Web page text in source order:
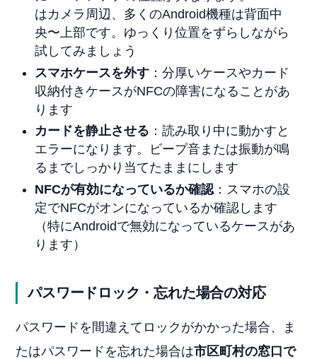
はカメラ周辺、多くのAndroid機種は背面中
央〜上部です。ゆっくり位置をずらしながら
試してみましょう
スマホケースを外す ：分厚いケースやカード
収納付きケースがNFCの障害になることがあ
ります
カードを静止させる ：読み取り中に動かすと
エラーになります。ビープ音または振動が鳴
るまでしっかり当てたままにします
NFCが有効になっているか確認 ：スマホの設
定でNFCがオンになっているか確認します
（特にAndroidで無効になっているケースがあ
ります）
パスワードロック・忘れた場合の対応
パスワードを間違えてロックがかかった場合、ま
たはパスワードを忘れた場合は市区町村の窓口で